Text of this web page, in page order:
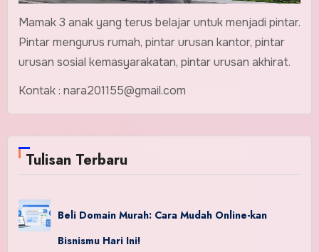
Mamak 3 anak yang terus belajar untuk menjadi pintar.
Pintar mengurus rumah, pintar urusan kantor, pintar
urusan sosial kemasyarakatan, pintar urusan akhirat.
Kontak : nara201155@gmail.com
Tulisan Terbaru
Beli Domain Murah: Cara Mudah Online-kan
Bisnismu Hari Ini!